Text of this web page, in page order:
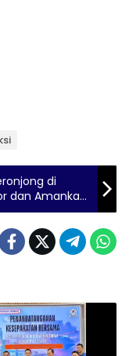
di
dan Amankan